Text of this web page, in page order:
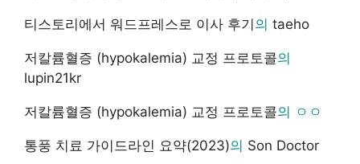
티스토리에서 워드프레스로 이사 후기 의 taeho
저칼륨혈증 (hypokalemia) 교정 프로토콜의
lupin21kr
저칼륨혈증 (hypokalemia) 교정 프로토콜의 ㅇㅇ
통풍 치료 가이드라인 요약(2023)의 Son Doctor